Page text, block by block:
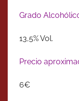
Grado
13,5% Vol.
Precio
6€